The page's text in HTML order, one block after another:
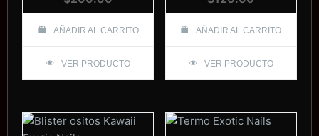
AÑADIR AL CARRITO
VER PRODUCTO
AÑADIR AL CARRITO
VER PRODUCTO